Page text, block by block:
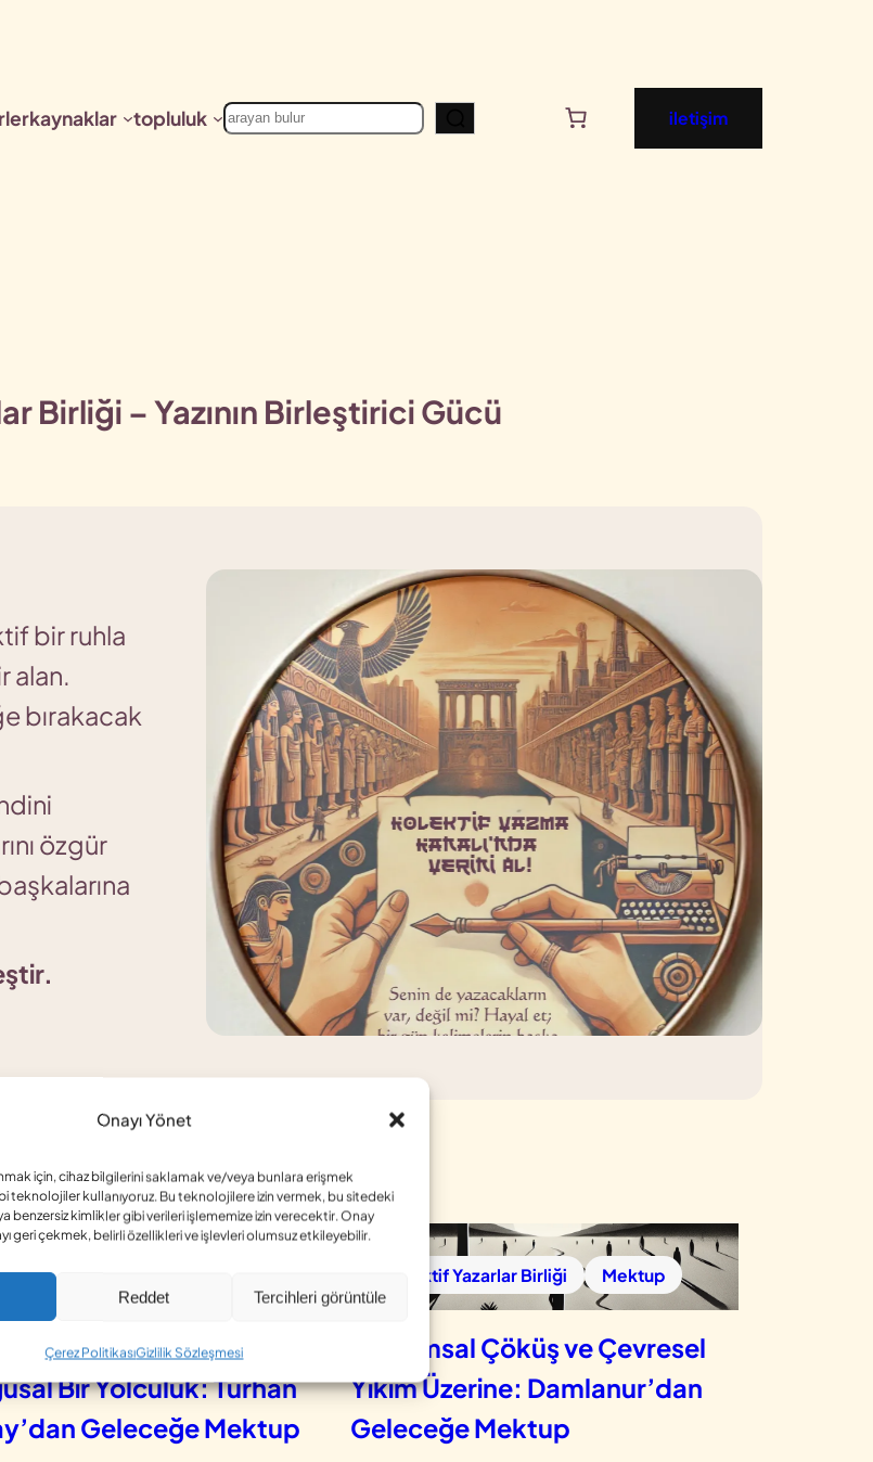
Onayı Yönet
için, cihaz bilgilerini saklamak ve/veya bunlara erişmek
teknolojiler kullanıyoruz. Bu teknolojilere izin vermek, bu sitedeki
benzersiz kimlikler gibi verileri işlememize izin verecektir. Onay
geri çekmek, belirli özellikleri ve işlevleri olumsuz etkileyebilir.
Reddet Tercihleri görüntüle
Çerez PolitikasıGizlilik Sözleşmesi
kaynaklar topluluk Ara iletişim
Birliği – Yazının Birleştirici Gücü
bir ruhla
alan.
bırakacak
özgür
yayınlananlar
Yazarlar Birliği
Günümüze
Bir Yolculuk: Turhan
Geleceğe Mektup
Kolektif Yazarlar Birliği Mektup
Toplumsal Çöküş ve Çevresel
Yıkım Üzerine: Damlanur’dan
Geleceğe Mektup